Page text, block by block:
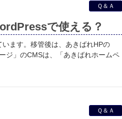
Ｑ＆Ａ
で使える？
ます。移管後は、あきばれHPの
ジ」のCMSは、「あきばれホームペ
Ｑ＆Ａ